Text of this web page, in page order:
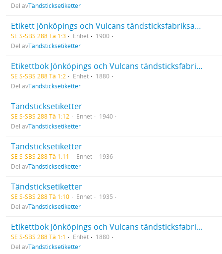
Del avTändsticksetiketter
Etikett Jönköpings och Vulcans tändsticksfabriksaktiebolag 3541-5955
SE S-SBS 288 Tä 1:3 Enhet
1900
Del avTändsticksetiketter
Etikettbok Jönköpings och Vulcans tändsticksfabriksaktiebolag 1507-3540
SE S-SBS 288 Tä 1:2 Enhet
1880
Del avTändsticksetiketter
Tändsticksetiketter
SE S-SBS 288 Tä 1:12 Enhet
1940
Del avTändsticksetiketter
Tändsticksetiketter
SE S-SBS 288 Tä 1:11 Enhet
1936
Del avTändsticksetiketter
Tändsticksetiketter
SE S-SBS 288 Tä 1:10 Enhet
1935
Del avTändsticksetiketter
Etikettbok Jönköpings och Vulcans tändsticksfabriksaktiebolag 1-1506
SE S-SBS 288 Tä 1:1 Enhet
1880
Del avTändsticksetiketter